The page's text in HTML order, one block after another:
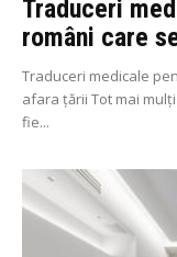
Traduceri
români care
Traduceri medicale
afara țării Tot mai
fie...